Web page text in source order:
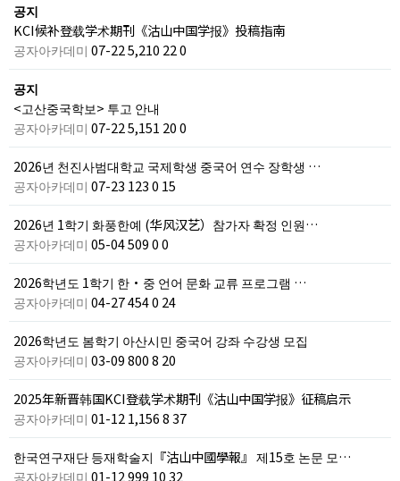
공지
KCI候补登载学术期刊《沽山中国学报》投稿指南
공자아카데미 07-225,210 220
공지
<고산중국학보> 투고 안내
공자아카데미 07-225,151 200
2026년 천진사범대학교 국제학생 중국어 연수 장학생 …
공자아카데미 07-23 1230 15
2026년 1학기 화풍한예 (华风汉艺）참가자 확정 인원…
공자아카데미 05-0450900
2026학년도 1학기 한·중 언어 문화 교류 프로그램 …
공자아카데미 04-274540 24
2026학년도 봄학기 아산시민 중국어 강좌 수강생 모집
공자아카데미 03-098008 20
2025年新晋韩国KCI登载学术期刊《沽山中国学报》征稿启示
공자아카데미 01-121,156837
한국연구재단 등재학술지『沽山中國學報』 제15호 논문 모…
공자아카데미 01-12999 1032